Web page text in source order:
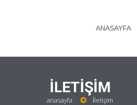
ANASAYFA
İLETİŞİM
anasayfa i̇letişim